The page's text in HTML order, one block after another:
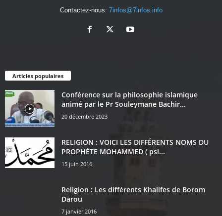
Contactez-nous: 7infos@7infos.info
Articles populaires
Conférence sur la philosophie islamique
animé par le Pr Souleymane Bachir...
20 décembre 2023
RELIGION : VOICI LES DIFFÉRENTS NOMS DU
PROPHÈTE MOHAMMED ( psl...
15 juin 2016
Religion : Les différents Khalifes de Borom
Darou
7 janvier 2016